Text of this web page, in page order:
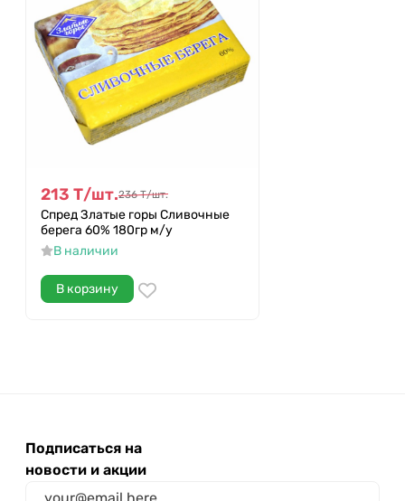
213 Т/шт.236 Т/шт.
Спред Златые горы Сливочные
берега 60% 180гр м/у
В наличии
В корзину
Подписаться на
новости и акции